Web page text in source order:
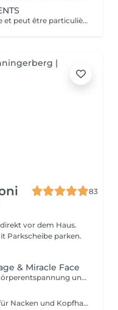
Le massage est bienfaisant à tout âge et peut être particulièrement utile à tous les stades du développement infantile. Stress, surstimulation, anxiété de performance, horaire chargé, pression et écrans omniprésents sont quelques-uns des nombreux défis des enfants. En conséquence les enfants ont besoin de déconnecter pour se calmer et se ressourcer le temps d'un massage. La massothérapeute réalise pour l'enfant un massage relaxant à l'huile de massage neutre. Le praticien se chargera de réaliser les techniques de massage appropriées pour l'enfant, afin qu'il ressente les sensations de bien-être adaptées à son âge. La présence d'un parent dans la salle durant tout le massage est évidemment possible. Le temps de massage est adapté à l'âge de l'enfant ou de l'adolescent.
83
vor dem Haus.
Parkscheibe parken.
& Miracle Face
Eine ganzheitliche Behandlung, die Körperentspannung und Gesichtsarbeit verbindet. Die Körpermassage wird mit dem Miracle Face kombiniert, um Spannungen zu lösen, die Gesichtszüge neu zu definieren und das Gleichgewicht des Gesichts wiederherzustellen. Eine globale Behandlung, die darauf ausgerichtet ist, den Körper zu beruhigen, Spannungen zu lösen und ein nachhaltiges Gefühl von Harmonie zu schaffen.
Eine tief entspannende Behandlung für Nacken und Kopfhaut, ideal zur Beruhigung des Nervensystems und zur mentalen Entspannung. Kann allein oder in Kombination mit einer Körpermassage gebucht werden.